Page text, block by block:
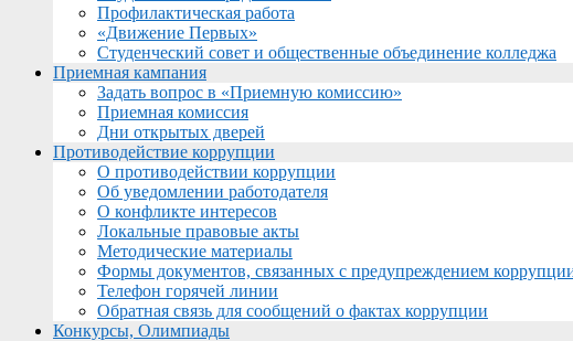
Профилактическая работа
«Движение Первых»
Студенческий совет и общественные объединение колледжа
Приемная кампания
Задать вопрос в «Приемную комиссию»
Приемная комиссия
Дни открытых дверей
Противодействие коррупции
О противодействии коррупции
Об уведомлении работодателя
О конфликте интересов
Локальные правовые акты
Методические материалы
Формы документов, связанных с предупреждением
Телефон горячей линии
Обратная связь для сообщений о фактах коррупции
Конкурсы, Олимпиады